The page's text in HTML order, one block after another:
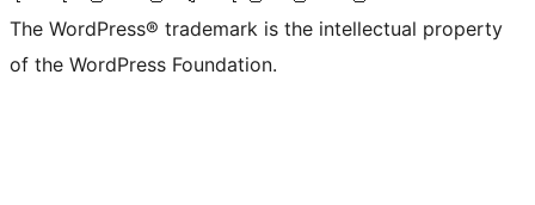
The WordPress® trademark is the intellectual property
of the WordPress Foundation.